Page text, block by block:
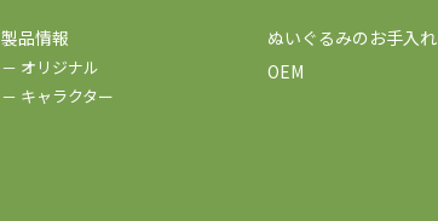
製品情報
－ オリジナル
－ キャラクター
ぬいぐるみのお手入れ
OEM